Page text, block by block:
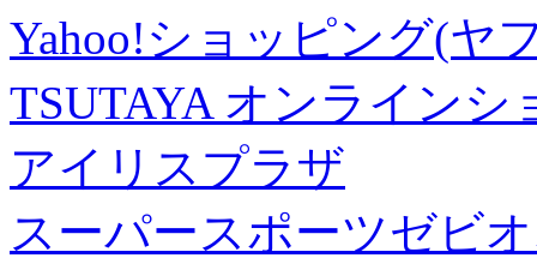
Yahoo!ショッピング(ヤ
TSUTAYA オンラインシ
アイリスプラザ
スーパースポーツゼビ